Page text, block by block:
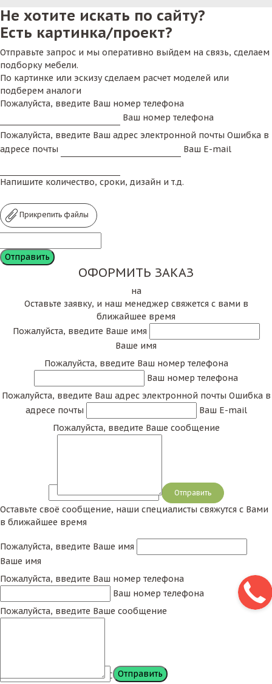
Не хотите искать по сайту?
Есть картинка/проект?
Отправьте запрос и мы оперативно выйдем на связь, сделаем
подборку мебели.
По картинке или эскизу сделаем расчет моделей или
подберем аналоги
Пожалуйста, введите Ваш номер телефона
Ваш номер телефона
Пожалуйста, введите Ваш адрес электронной почты Ошибка в
адресе почты
Ваш E-mail
Напишите количество, сроки, дизайн и т.д.
Прикрепить файлы
ОФОРМИТЬ ЗАКАЗ
на
Оставьте заявку, и наш менеджер свяжется с вами в
ближайшее время
Пожалуйста, введите Ваше имя
Ваше имя
Пожалуйста, введите Ваш номер телефона
Ваш номер телефона
Пожалуйста, введите Ваш адрес электронной почты Ошибка в
адресе почты
Ваш E-mail
Пожалуйста, введите Ваше сообщение
Сообщение
Оставьте своё сообщение, наши специалисты свяжутся с Вами
в ближайшее время
Пожалуйста, введите Ваше имя
Ваше имя
Пожалуйста, введите Ваш номер телефона
Ваш номер телефона
Пожалуйста, введите Ваше сообщение
Сообщение